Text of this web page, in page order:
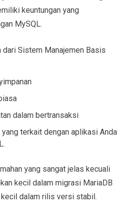
keuntungan yang
MySQL.
dari Sistem Manajemen Basis
dalam bertransaksi
terkait dengan aplikasi Anda
yang sangat jelas kecuali
kecil dalam migrasi MariaDB
kecil dalam rilis versi stabil.